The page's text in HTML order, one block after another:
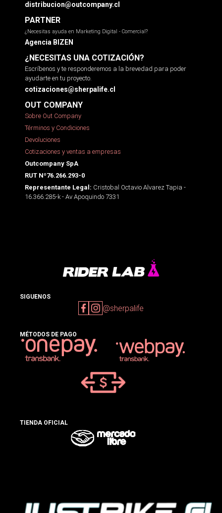
distribucion@outcompany.cl
PARTNER
¿Necesitas ayuda en Marketing Digital - Comercial?
Agencia BIZEN
¿NECESITAS UNA COTIZACIÓN?
Escríbenos y te responderemos a la brevedad para poder
ayudarte en tu proyecto.
cotizaciones@sherpalife.cl
OUT COMPANY
Sobre Out Company
Términos y Condiciones
Devoluciones
Cotizaciones y ventas a empresas
Outcompany SpA
RUT Nº76.266.293-0
Representante Legal: Cristobal Octavio Alvarez Tapia -
16.366.285-k - Av Apoquindo 7331
SIGUENOS
@sherpalife
MÉTODOS DE PAGO
TIENDA OFICIAL